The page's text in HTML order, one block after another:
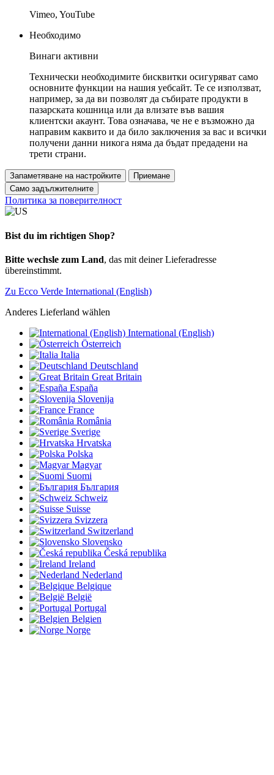
Vimeo, YouTube
Необходимо
Винаги активни
Технически необходимите бисквитки осигуряват само
основните функции на нашия уебсайт. Те се използват,
например, за да ви позволят да събирате продукти в
пазарската кошница или да влизате във вашия
клиентски акаунт. Това означава, че не е възможно да
направим каквито и да било заключения за вас и всички
получени данни никога няма да бъдат предадени на
трети страни.
Запаметяване на настройките
Приемане
Само задължителните
Политика за поверителност
Bist du im richtigen Shop?
Bitte wechsle zum Land, das mit deiner Lieferadresse
übereinstimmt.
Zu Ecco Verde International (English)
Anderes Lieferland wählen
International (English)
Österreich
Italia
Deutschland
Great Britain
España
Slovenija
France
România
Sverige
Hrvatska
Polska
Magyar
Suomi
България
Schweiz
Suisse
Svizzera
Switzerland
Slovensko
Česká republika
Ireland
Nederland
Belgique
België
Portugal
Belgien
Norge